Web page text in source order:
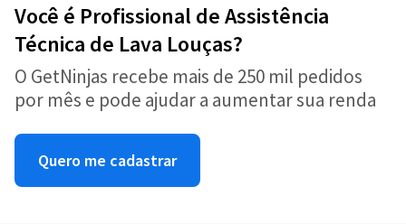
Você é Profissional de Assistência
Técnica de Lava Louças?
O GetNinjas recebe mais de 250 mil pedidos
por mês e pode ajudar a aumentar sua renda
Quero me cadastrar